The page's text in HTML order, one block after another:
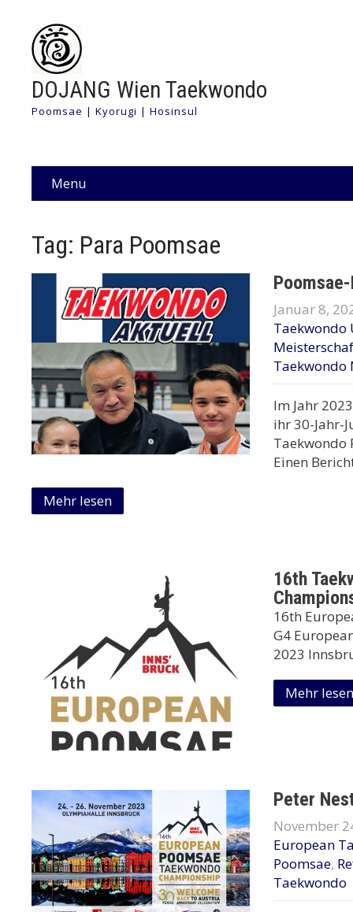
DOJANG Wien Taekwondo
Poomsae | Kyorugi | Hosinsul
Menu
Tag: Para Poomsae
Januar 8,
Taekwondo
Taekwondo
Im Jahr
ihr 30-Jahr-
Taekwondo
Einen
Mehr lesen
16th
16th
G4
2023
Mehr lesen
Peter
November
European
Poomsae,
Taekwondo